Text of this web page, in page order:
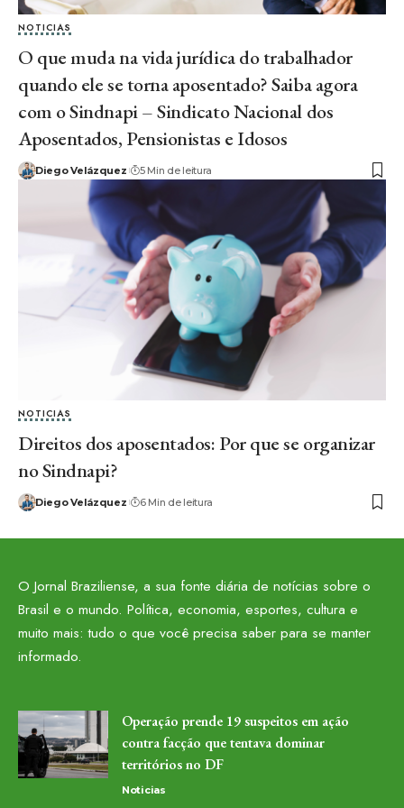
NOTICIAS
O que muda na vida jurídica do trabalhador
quando ele se torna aposentado? Saiba agora
com o Sindnapi – Sindicato Nacional dos
Aposentados, Pensionistas e Idosos
Diego Velázquez 5 Min de leitura
NOTICIAS
Direitos dos aposentados: Por que se organizar
no Sindnapi?
Diego Velázquez 6 Min de leitura
O Jornal Braziliense, a sua fonte diária de notícias sobre o
Brasil e o mundo. Política, economia, esportes, cultura e
muito mais: tudo o que você precisa saber para se manter
informado.
Operação prende 19 suspeitos em ação
contra facção que tentava dominar
territórios no DF
Noticias